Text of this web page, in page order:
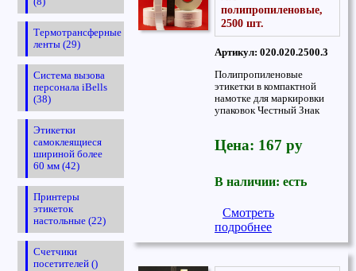
Термотрансферные
ленты (29)
Система вызова
персонала iBells
(38)
Этикетки
самоклеящиеся
шириной более
60 мм (42)
Принтеры
этикеток
настольные (22)
Счетчики
посетителей ()
полипропиленовые,
2500 шт.
Артикул: 020.020.2500.3
Полипропиленовые
этикетки в компактной
намотке для маркировки
упаковок Честный Знак
Цена: 167 ру
В наличии: есть
Смотреть
подробнее